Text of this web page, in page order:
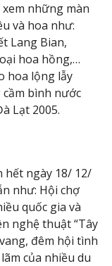
những màn
và hoa như:
Lang Bian,
hoa hồng,…
hoa lộng lẫy
bình nước
Lạt 2005.
hết ngày 18/ 12/
như: Hội chợ
quốc gia và
nghệ thuật “Tây
đêm hội tình
của nhiều du